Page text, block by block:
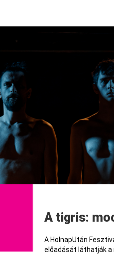
A tigris:
A HolnapUtán
előadását láthatják a